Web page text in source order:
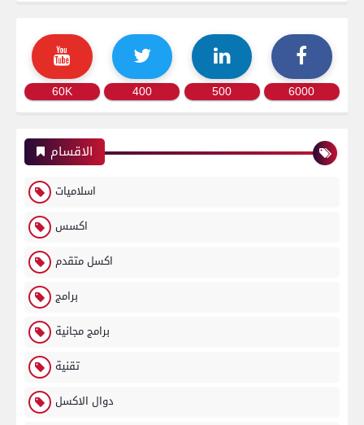
60K 400 500 6000
الاقسام
اسلاميات
اكسس
اكسل متقدم
برامج
برامج مجانية
تقنية
دوال الاكسل